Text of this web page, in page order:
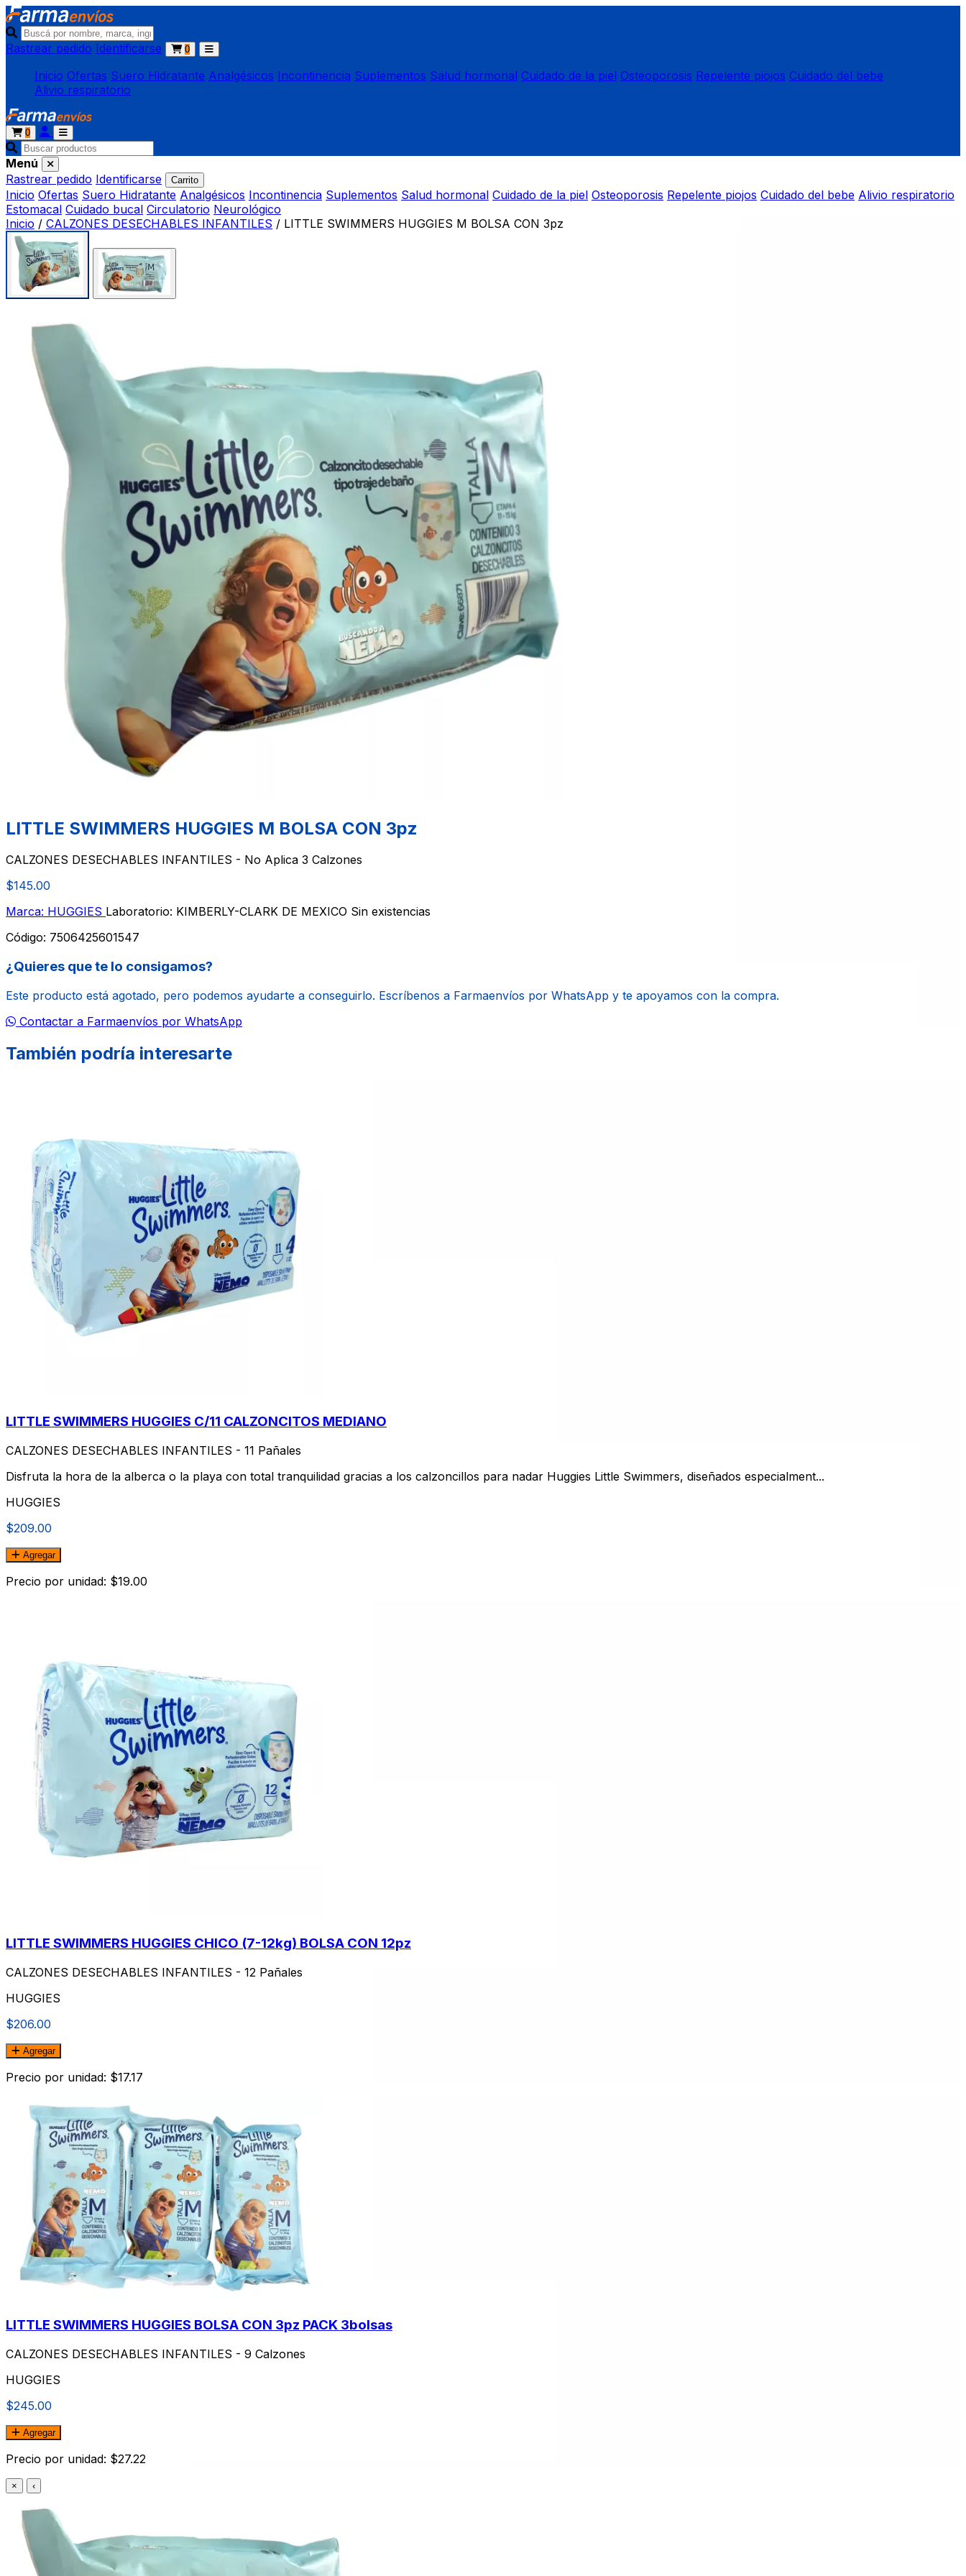
Rastrear pedido Identificarse 0
Inicio Ofertas Suero Hidratante Analgésicos Incontinencia Suplementos Salud hormonal Cuidado de la piel Osteoporosis Repelente piojos Cuidado del bebe
Alivio respiratorio
0
Menú
Rastrear pedido Identificarse Carrito
Inicio Ofertas Suero Hidratante Analgésicos Incontinencia Suplementos Salud hormonal Cuidado de la piel Osteoporosis Repelente piojos Cuidado del bebe Alivio respiratorio
Estomacal Cuidado bucal Circulatorio Neurológico
Inicio / CALZONES DESECHABLES INFANTILES / LITTLE SWIMMERS HUGGIES M BOLSA CON 3pz
LITTLE SWIMMERS HUGGIES M BOLSA CON 3pz
CALZONES DESECHABLES INFANTILES - No Aplica 3 Calzones
$145.00
Marca: HUGGIES Laboratorio: KIMBERLY-CLARK DE MEXICO Sin existencias
Código: 7506425601547
¿Quieres que te lo consigamos?
Este producto está agotado, pero podemos ayudarte a conseguirlo. Escríbenos a Farmaenvíos por WhatsApp y te apoyamos con la compra.
Contactar a Farmaenvíos por WhatsApp
También podría interesarte
LITTLE SWIMMERS HUGGIES C/11 CALZONCITOS MEDIANO
CALZONES DESECHABLES INFANTILES - 11 Pañales
Disfruta la hora de la alberca o la playa con total tranquilidad gracias a los calzoncillos para nadar Huggies Little Swimmers, diseñados especialment...
HUGGIES
$209.00
Agregar
Precio por unidad: $19.00
LITTLE SWIMMERS HUGGIES CHICO (7-12kg) BOLSA CON 12pz
CALZONES DESECHABLES INFANTILES - 12 Pañales
HUGGIES
$206.00
Agregar
Precio por unidad: $17.17
LITTLE SWIMMERS HUGGIES BOLSA CON 3pz PACK 3bolsas
CALZONES DESECHABLES INFANTILES - 9 Calzones
HUGGIES
$245.00
Agregar
Precio por unidad: $27.22
× ‹